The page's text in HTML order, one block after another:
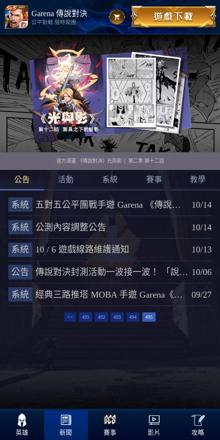
Garena 傳說對決
公平對戰 隨時開團
官方漫畫 《傳說對決》光與影 │ 第二季 第十二話
公告 活動 系統 賽事 教學
系統 五對五公平團戰手遊 Garena 《傳說對決 》封測數據揭密 10/14
系統 公測內容調整公告 10/14
系統 10 / 6 遊戲線路維護通知 10/13
公告 傳說對決封測活動一波接一波！ 「說Bar」論壇與營運團隊對抗賽登場 10/06
系統 經典三路推塔 MOBA 手遊 Garena《傳說對決》展開封測預登 09/27
<< 491 492 493 494 495
英雄 新聞 賽事 影片

攻略